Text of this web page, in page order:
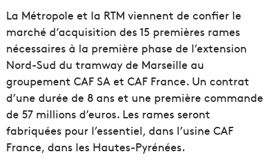
La Métropole et la RTM viennent de confier le
marché d’acquisition des 15 premières rames
nécessaires à la première phase de l’extension
Nord-Sud du tramway de Marseille au
groupement CAF SA et CAF France. Un contrat
d’une durée de 8 ans et une première commande
de 57 millions d’euros. Les rames seront
fabriquées pour l’essentiel, dans l’usine CAF
France, dans les Hautes-Pyrénées.